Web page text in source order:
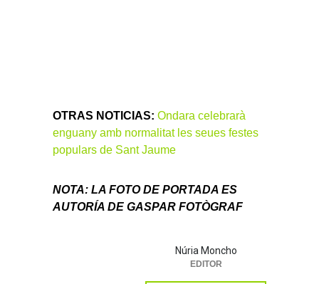
OTRAS NOTICIAS: Ondara celebrarà
enguany amb normalitat les seues festes
populars de Sant Jaume
NOTA: LA FOTO DE PORTADA ES
AUTORÍA DE GASPAR FOTÒGRAF
Núria Moncho
EDITOR